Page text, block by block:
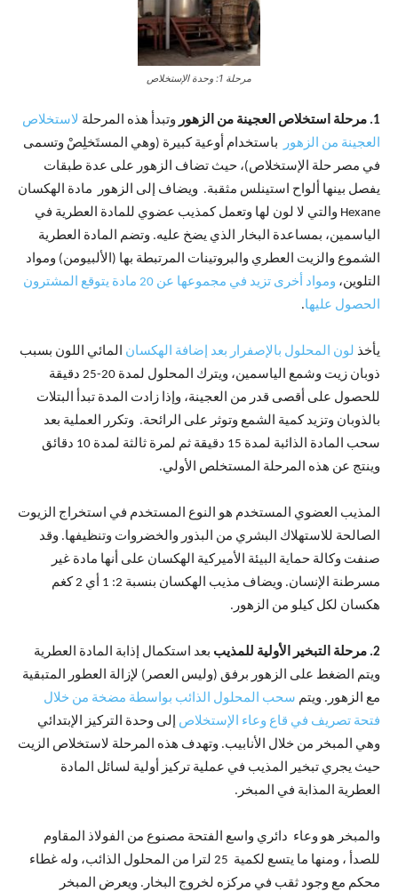
مرحلة 1: وحدة الإستخلاص
1. مرحلة استخلاص العجينة من الزهور وتبدأ هذه المرحلة لاستخلاص
العجينة من الزهور
باستخدام أوعية كبيرة (وهي المستَخلِصْ وتسمى
في مصر حلة الإستخلاص)، حيث تضاف الزهور على عدة طبقات
يفصل بينها ألواح استينلس مثقبة. ويضاف إلى الزهور مادة الهكسان
Hexane والتي لا لون لها وتعمل كمذيب عضوي للمادة العطرية في
الياسمين، بمساعدة البخار الذي يضخ عليه. وتضم المادة العطرية
الشموع والزيت العطري والبروتينات المرتبطة بها (الألبيومن) ومواد
التلوين،
ومواد أخرى تزيد في مجموعها عن 20 مادة يتوقع المشترون
الحصول عليها.
يأخذ لون المحلول بالإصفرار بعد إضافة الهكسان المائي اللون بسبب
ذوبان زيت وشمع الياسمين، ويترك المحلول لمدة 20-25 دقيقة
للحصول على أقصى قدر من العجينة، وإذا زادت المدة تبدأ البتلات
بالذوبان وتزيد كمية الشمع وتوثر على الرائحة. وتكرر العملية بعد
سحب المادة الذائبة لمدة 15 دقيقة ثم لمرة ثالثة لمدة 10 دقائق
وينتج عن هذه المرحلة المستخلص الأولي.
المذيب العضوي المستخدم هو النوع المستخدم في استخراج الزيوت
الصالحة للاستهلاك البشري من البذور والخضروات وتنظيفها. وقد
صنفت وكالة حماية البيئة الأميركية الهكسان على أنها مادة غير
مسرطنة الإنسان. ويضاف مذيب الهكسان بنسبة 2: 1 أي 2 كغم
هكسان لكل كيلو من الزهور.
2. مرحلة التبخير الأولية للمذيب
بعد استكمال إذابة المادة العطرية
ويتم الضغط على الزهور برفق (وليس العصر) لإزالة العطور المتبقية
مع الزهور. ويتم سحب المحلول الذائب بواسطة مضخة من خلال
فتحة تصريف في قاع وعاء الإستخلاص إلى وحدة التركيز الإبتدائي
وهي المبخر من خلال الأنابيب. وتهدف هذه المرحلة لاستخلاص الزيت
حيث يجري تبخير المذيب في عملية تركيز أولية لسائل المادة
العطرية المذابة في المبخر.
والمبخر هو وعاء دائري واسع الفتحة مصنوع من الفولاذ المقاوم
للصدأ ، ومنها ما يتسع لكمية 25 لترا من المحلول الذائب، وله غطاء
محكم مع وجود ثقب في مركزه لخروج البخار. ويعرض المبخر